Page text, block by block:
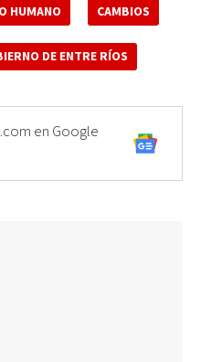
HUMANO CAMBIOS
DE ENTRE RÍOS
en Google